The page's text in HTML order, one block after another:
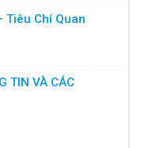
Tiêu Chí Quan
TIN VÀ CÁC